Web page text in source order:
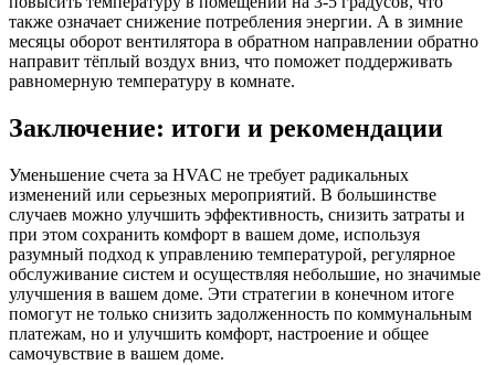
также означает снижение потребления энергии. А в зимние
месяцы оборот вентилятора в обратном направлении обратно
направит тёплый воздух вниз, что поможет поддерживать
равномерную температуру в комнате.
Заключение: итоги и рекомендации
Уменьшение счета за HVAC не требует радикальных
изменений или серьезных мероприятий. В большинстве
случаев можно улучшить эффективность, снизить затраты и
при этом сохранить комфорт в вашем доме, используя
разумный подход к управлению температурой, регулярное
обслуживание систем и осуществляя небольшие, но значимые
улучшения в вашем доме. Эти стратегии в конечном итоге
помогут не только снизить задолженность по коммунальным
платежам, но и улучшить комфорт, настроение и общее
самочувствие в вашем доме.